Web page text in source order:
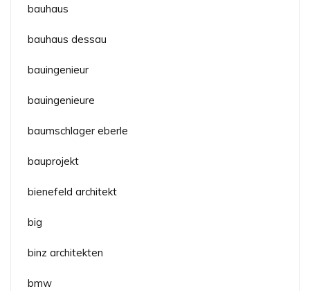
bauhaus
bauhaus dessau
bauingenieur
bauingenieure
baumschlager eberle
bauprojekt
bienefeld architekt
big
binz architekten
bmw